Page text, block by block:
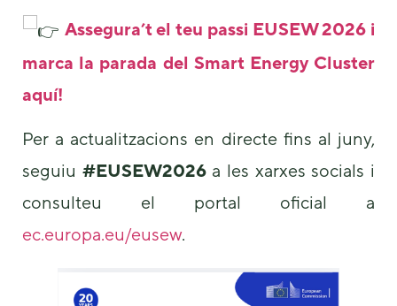
Assegura’t el teu passi EUSEW 2026 i
marca la parada del Smart Energy Cluster
aquí!
Per a actualitzacions en directe fins al juny,
seguiu #EUSEW2026a les xarxes socials i
consulteu el portal oficial a
ec.europa.eu/eusew.